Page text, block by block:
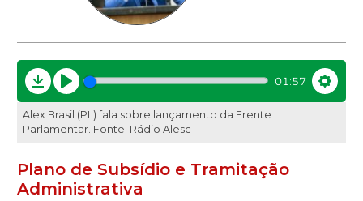
Download
Play
01:57
Alex Brasil (PL) fala sobre lançamento da Frente
Parlamentar. Fonte: Rádio Alesc
Plano de Subsídio e Tramitação
Administrativa